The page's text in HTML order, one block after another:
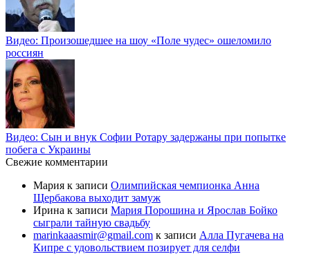
Видео: Произошедшее на шоу «Поле чудес» ошеломило
россиян
Видео: Сын и внук Софии Ротару задержаны при попытке
побега с Украины
Свежие комментарии
Мария к записи Олимпийская чемпионка Анна
Щербакова выходит замуж
Ирина к записи Мария Порошина и Ярослав Бойко
сыграли тайную свадьбу
marinkaaasmir@gmail.com к записи Алла Пугачева на
Кипре с удовольствием позирует для селфи